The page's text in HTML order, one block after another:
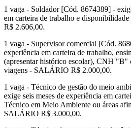
1 vaga - Soldador [Cód. 8674389] -
em carteira de trabalho e
R$ 2.606,00.
1 vaga - Supervisor comercial [Cód.
experiência em carteira de trabalho,
(apresentar histórico escolar), CNH "B"
viagens - SALÁRIO R$ 2.000,00.
1 vaga - Técnico de gestão do meio
exige seis meses de experiência em
Técnico em Meio Ambiente ou áreas
SALÁRIO R$ 3.000,00.